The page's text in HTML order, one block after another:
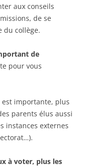
aux conseils
de se
du collège.
de
pour vous
importante, plus
parents élus aussi
instances externes
à voter, plus les